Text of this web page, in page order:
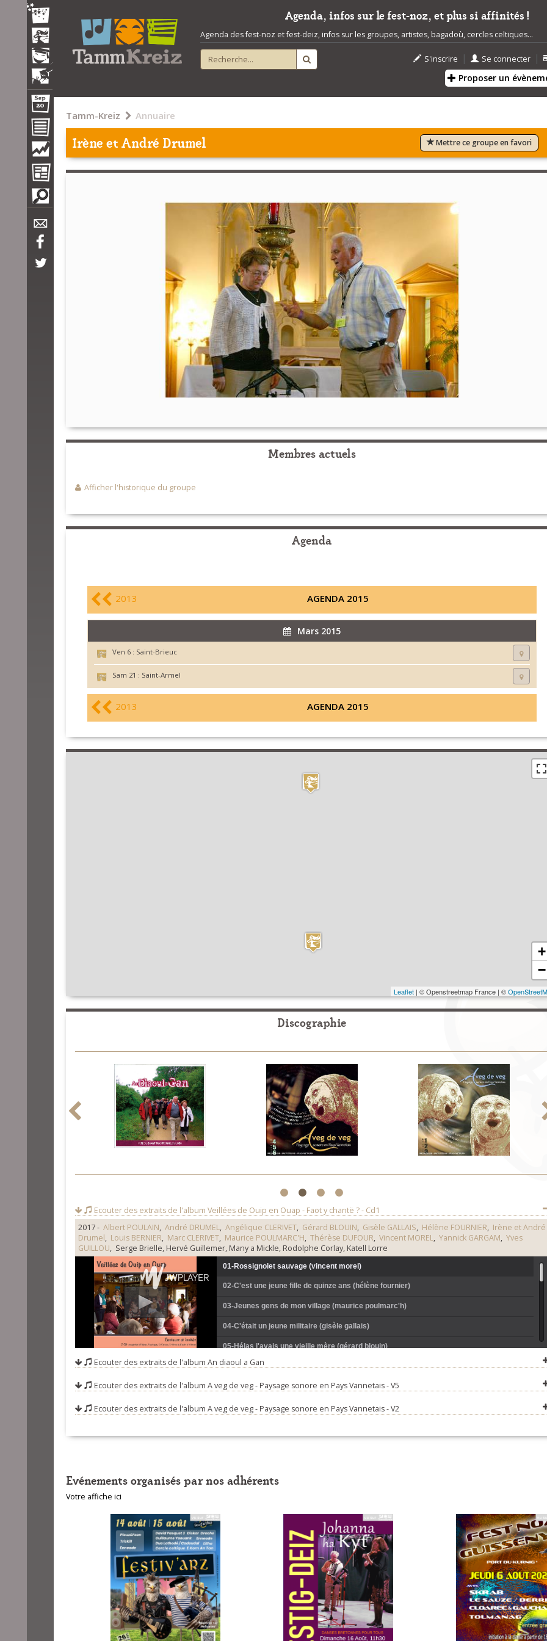
Agenda, infos sur le fest-noz, et plus si affinités !
Agenda des fest-noz et fest-deiz, infos sur les groupes, artistes, bagadoù, cercles celtiques...
S'inscrire | Se connecter |
Proposer un
Tamm-Kreiz Annuaire
Irène et André Drumel Mettre ce groupe en favori
Membres actuels
Afficher l'historique du groupe
Agenda
2013 AGENDA 2015
Mars 2015
Ven 6 : Saint-Brieuc
Sam 21 : Saint-Armel
2013 AGENDA 2015
+
−
Leaflet| © Openstreetmap France | ©
Discographie
1 2 3 4
Ecouter des extraits de l'album Veillées de Ouip en Ouap - Faot y chantë ? - Cd1
2017 - Albert POULAIN, André DRUMEL, Angélique CLERIVET, Gérard BLOUIN, Gisèle GALLAIS, Hélène FOURNIER, Irène et André
Drumel, Louis BERNIER, Marc CLERIVET, Maurice POULMARC'H, Thérèse DUFOUR, Vincent MOREL, Yannick GARGAM, Yves
GUILLOU, Serge Brielle, Hervé Guillemer, Many a Mickle, Rodolphe Corlay, Katell Lorre
01-Rossignolet sauvage (vincent morel)
02-C'est une jeune fille de quinze ans (hélène fournier)
03-Jeunes gens de mon village (maurice poulmarc'h)
04-C'était un jeune militaire (gisèle gallais)
05-Hélas j'avais une vieille mère (gérard blouin)
06-Charbonnier mon ami (serge brielle)
07-Venez, venez pour m'écouter (irène et andré drumel)
08-Par un dimanche en m'y promenant (hervé guillemer)
12-Chiminour bihan deus pondi (iffig guillou)
14-Je suis garçon de bonne mine (marc clérivet)
15-M'en revenant de la foire (yannick gargam)
16-Là-haut là-bas sur la colline (rodolphe corlay)
17-Quand l'occasion m'y prend d'aller voir ma belle (andré drumel)
18-Ah c'est entre vous les filles (katell lorre)
19-Amis buvons (louis bernier)
Ecouter des extraits de l'album An diaoul a Gan
Ecouter des extraits de l'album A veg de veg - Paysage sonore en Pays Vannetais - V5
Ecouter des extraits de l'album A veg de veg - Paysage sonore en Pays Vannetais - V2
Evénements organisés par nos adhérents
Votre affiche ici